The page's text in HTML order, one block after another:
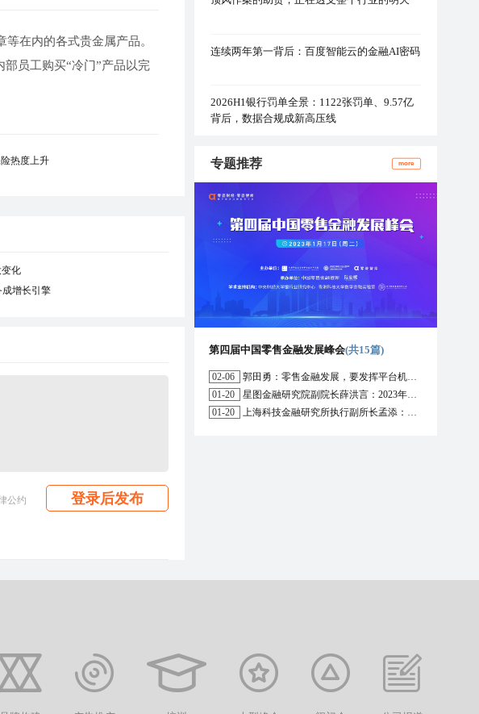
在内的各式贵金属产品。
员工购买“冷门”产品以完
热度上升
化
增长引擎
公约 登录后发布
连续两年第一背后：百度智能云的金融AI密码
2026H1银行罚单全景：1122张罚单、9.57亿
背后，数据合规成新高压线
专题推荐 more
第四届中国零售金融发展峰会(共15篇)
02-06
郭田勇：零售金融发展，要发挥平台机构的作用
01-20
星图金融研究院副院长薛洪言：2023年消费信贷或迎来新起点
01-20
上海科技金融研究所执行副所长孟添：开放银行与嵌入式金融为数字普惠金融带来更大发展空间